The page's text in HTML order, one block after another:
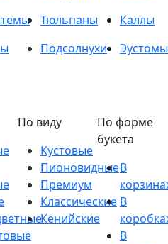
Тюльпаны
Каллы
Подсолнухи
Эустомы
По виду
Кустовые
Пионовидные
Премиум
Классические
Кенийские
По форме
букета
В
В
В